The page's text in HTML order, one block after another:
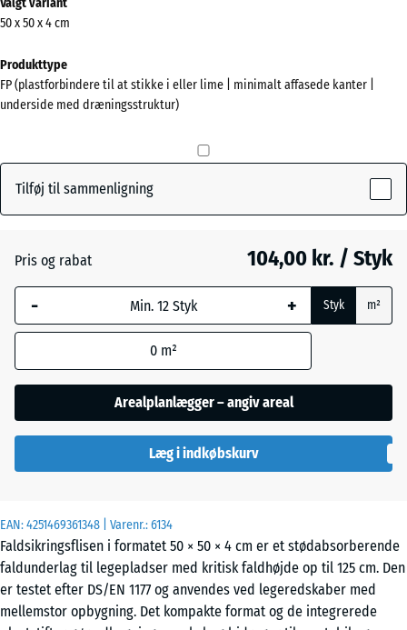
EAN:4251469361348 | Varenr.:6134
Faldsikringsflisen i formatet 50 × 50 × 4 cm er et stødabsorberende
faldunderlag til legepladser med kritisk faldhøjde op til 125 cm. Den
er testet efter DS/EN 1177 og anvendes ved legeredskaber med
mellemstor opbygning. Det kompakte format og de integrerede
information
om
farverne?
Vis
farvepalette
Antracit - 4,00 kr.
Lindgrøn
Valgt variant
50 x 50 x 4 cm
Produkttype
FP (plastforbindere til at stikke i eller lime | minimalt affasede kanter |
underside med dræningsstruktur)
Tilføj til sammenligning
Pris og rabat 104,00 kr. / Styk
- + Styk m²
0 m²
Arealplanlægger – angiv areal
Læg i indkøbskurv